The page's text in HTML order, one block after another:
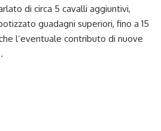
di circa 5 cavalli aggiuntivi,
guadagni superiori, fino a 15
l’eventuale contributo di nuove